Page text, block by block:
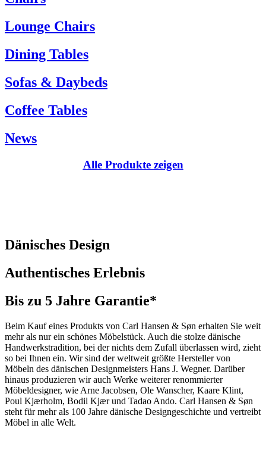
Kundenservice:
Tel.: +45 66 12 14 04
info@carlhansen.dk
Lounge Chairs
Dining Tables
Sofas & Daybeds
Coffee Tables
News
Alle Produkte zeigen
Dänisches Design
Authentisches Erlebnis
Bis zu 5 Jahre Garantie*
Beim Kauf eines Produkts von Carl Hansen & Søn erhalten Sie weit
mehr als nur ein schönes Möbelstück. Auch die stolze dänische
Handwerkstradition, bei der nichts dem Zufall überlassen wird, zieht
so bei Ihnen ein. Wir sind der weltweit größte Hersteller von
Möbeln des dänischen Designmeisters Hans J. Wegner. Darüber
hinaus produzieren wir auch Werke weiterer renommierter
Möbeldesigner, wie Arne Jacobsen, Ole Wanscher, Kaare Klint,
Poul Kjærholm, Bodil Kjær und Tadao Ando. Carl Hansen & Søn
steht für mehr als 100 Jahre dänische Designgeschichte und vertreibt
Möbel in alle Welt.